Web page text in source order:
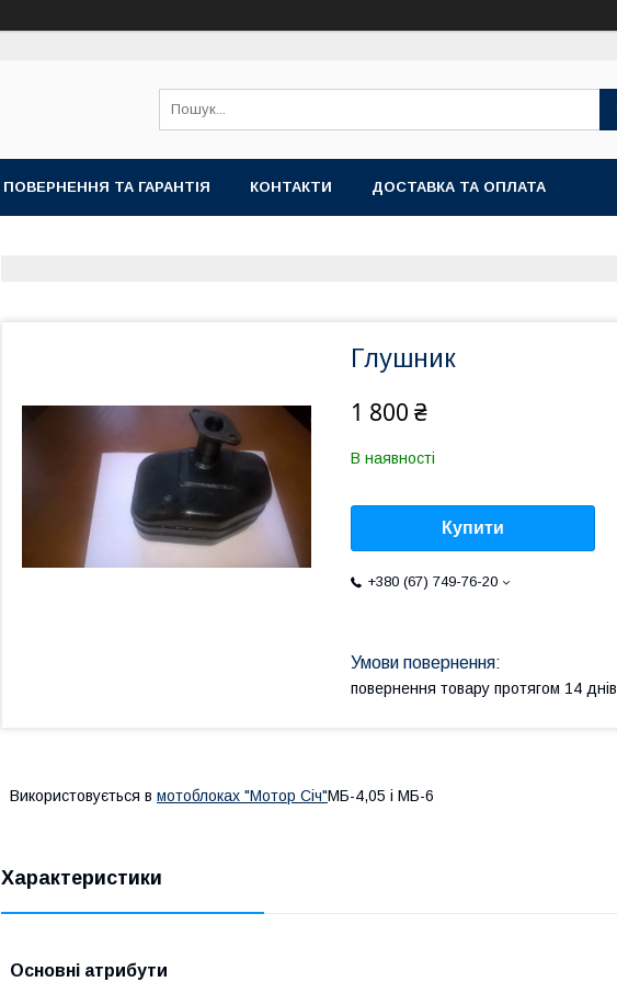
ПОВЕРНЕННЯ ТА ГАРАНТІЯ КОНТАКТИ ДОСТАВКА ТА ОПЛАТА
Глушник
1 800 ₴
В наявності
Купити
+380 (67) 749-76-20
повернення товару протягом 14 днів
Використовується в мотоблоках "Мотор Січ"МБ-4,05 і МБ-6
Характеристики
Основні атрибути